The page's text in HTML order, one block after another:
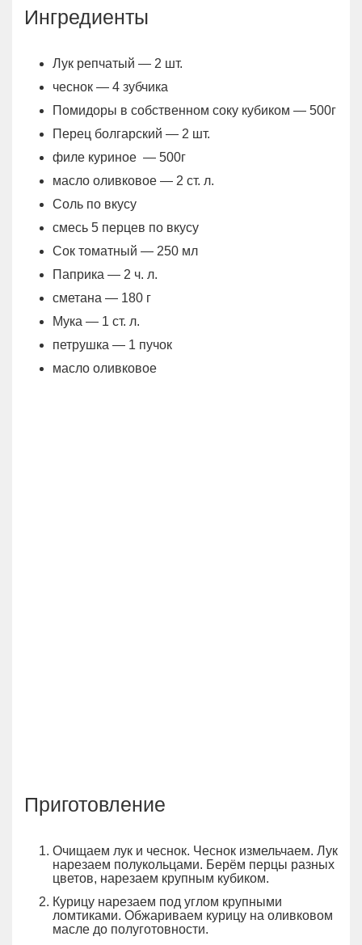
Ингредиенты
Лук репчатый — 2 шт.
чеснок — 4 зубчика
Помидоры в собственном соку кубиком — 500г
Перец болгарский — 2 шт.
филе куриное — 500г
масло оливковое — 2 ст. л.
Соль по вкусу
смесь 5 перцев по вкусу
Сок томатный — 250 мл
Паприка — 2 ч. л.
сметана — 180 г
Мука — 1 ст. л.
петрушка — 1 пучок
масло оливковое
Приготовление
Очищаем лук и чеснок. Чеснок измельчаем. Лук
нарезаем полукольцами. Берём перцы разных
цветов, нарезаем крупным кубиком.
Курицу нарезаем под углом крупными
ломтиками. Обжариваем курицу на оливковом
масле до полуготовности.